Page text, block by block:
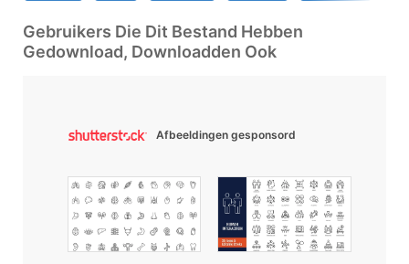
Gebruikers Die Dit Bestand Hebben
Gedownload, Downloadden Ook
Afbeeldingen gesponsord